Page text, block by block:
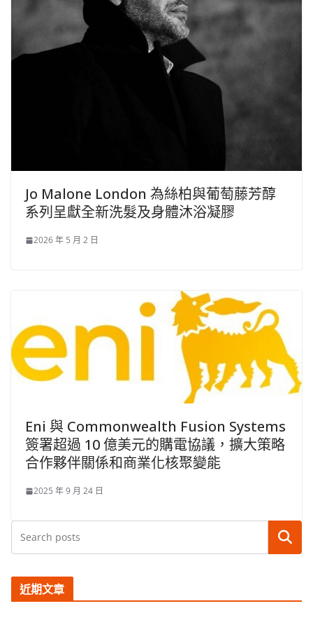
Jo Malone London 為絲柏與葡萄藤芳醇
系列呈獻全新洗髮及身體沐浴凝膠
2026 年 5 月 2 日
Eni 與 Commonwealth Fusion Systems
簽署超過 10 億美元的購電協議，擴大策略
合作夥伴關係和商業化核聚變能
2025 年 9 月 24 日
搜尋
近期文章